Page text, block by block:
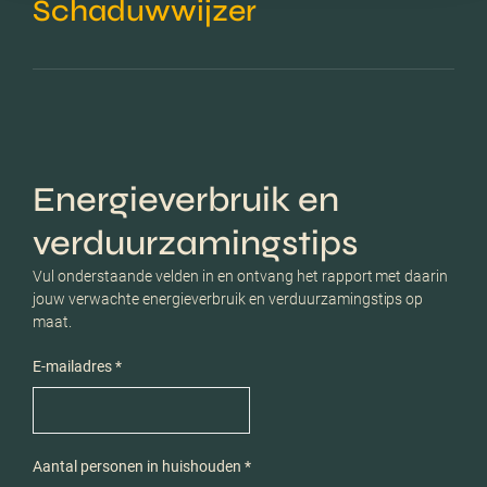
Schaduwwijzer
Energieverbruik en
verduurzamingstips
Vul onderstaande velden in en ontvang het rapport met daarin
jouw verwachte energieverbruik en verduurzamingstips op
maat.
E-mailadres *
Aantal personen in huishouden *